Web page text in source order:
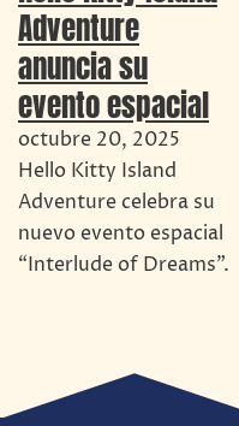
Adventure
anuncia su
evento espacial
octubre 20, 2025
Hello Kitty Island
Adventure celebra su
nuevo evento espacial
“Interlude of Dreams”.